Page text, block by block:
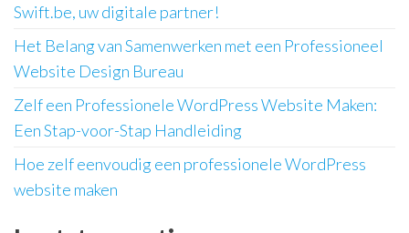
Swift.be, uw digitale partner!
Het Belang van Samenwerken met een Professioneel
Website Design Bureau
Zelf een Professionele WordPress Website Maken:
Een Stap-voor-Stap Handleiding
Hoe zelf eenvoudig een professionele WordPress
website maken